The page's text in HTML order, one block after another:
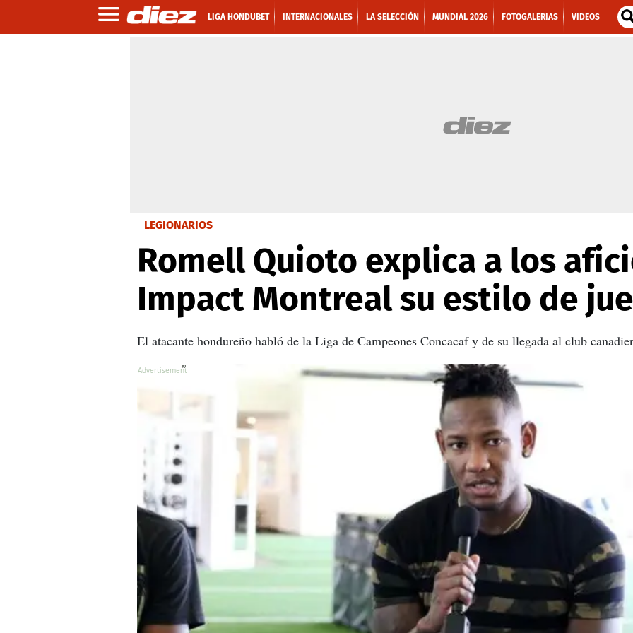
LIGA HONDUBET INTERNACIONALES LA SELECCIÓN MUNDIAL 2026 FOTOGALERIAS VIDEOS
LEGIONARIOS
Romell Quioto explica a los
Impact Montreal su estilo de
El atacante hondureño habló de la Liga de Campeones Concacaf y de su llegada al club
X